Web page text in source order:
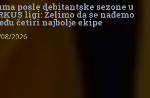
posle debitantske sezone u
ligi: Želimo da se nađemo
četiri najbolje ekipe
2026